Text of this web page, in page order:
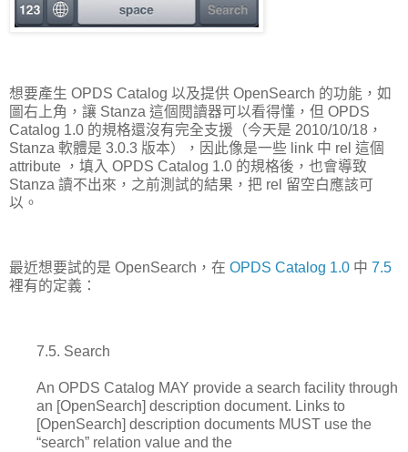
想要產生 OPDS Catalog 以及提供 OpenSearch 的功能，如
圖右上角，讓 Stanza 這個閱讀器可以看得懂，但 OPDS
Catalog 1.0 的規格還沒有完全支援（今天是 2010/10/18，
Stanza 軟體是 3.0.3 版本），因此像是一些 link 中 rel 這個
attribute ，填入 OPDS Catalog 1.0 的規格後，也會導致
Stanza 讀不出來，之前測試的結果，把 rel 留空白應該可
以。
最近想要試的是 OpenSearch，在 OPDS Catalog 1.0 中 7.5
裡有的定義：
7.5. Search
An OPDS Catalog MAY provide a search facility through
an [OpenSearch] description document. Links to
[OpenSearch] description documents MUST use the
“search” relation value and the